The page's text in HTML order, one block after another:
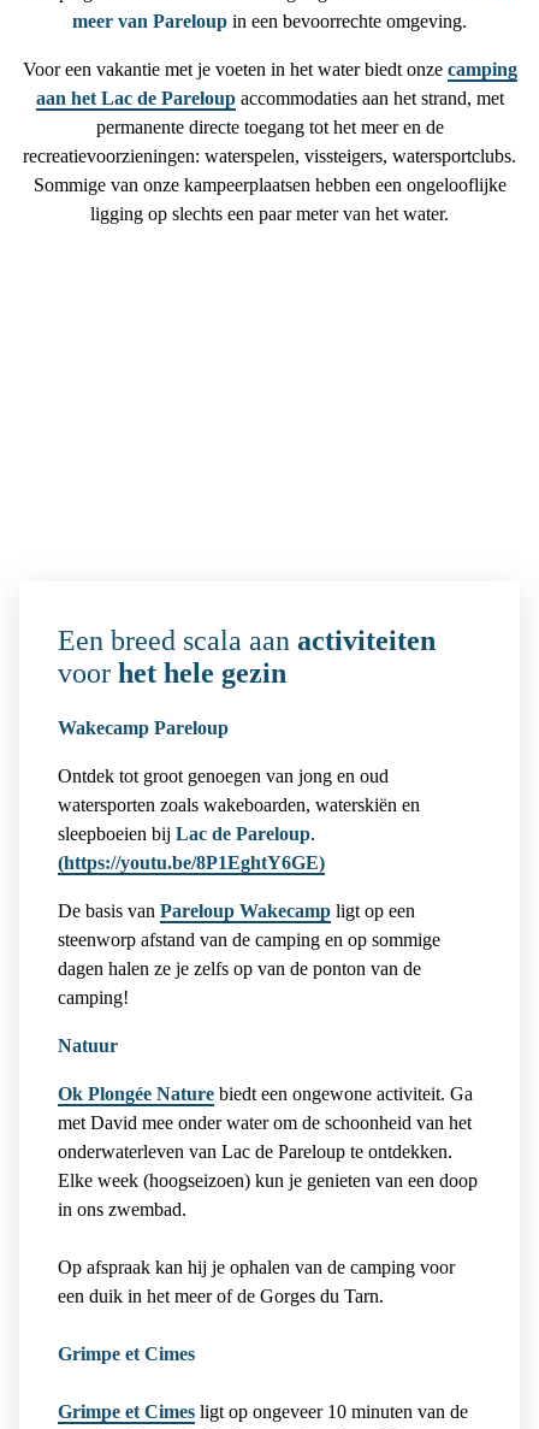
meer van Pareloup in een bevoorrechte omgeving.
Voor een vakantie met je voeten in het water biedt onze camping
aan het Lac de Pareloupaccommodaties aan het strand, met
permanente directe toegang tot het meer en de
recreatievoorzieningen: waterspelen, vissteigers, watersportclubs.
Sommige van onze kampeerplaatsen hebben een ongelooflijke
ligging op slechts een paar meter van het water.
Een breed scala aan activiteiten
voor het hele gezin
Wakecamp Pareloup
Ontdek tot groot genoegen van jong en oud
watersporten zoals wakeboarden, waterskiën en
sleepboeien bij Lac de Pareloup.
(https://youtu.be/8P1EghtY6GE)
De basis van Pareloup Wakecamp ligt op een
steenworp afstand van de camping en op sommige
dagen halen ze je zelfs op van de ponton van de
camping!
Natuur
Ok Plongée Nature biedt een ongewone activiteit. Ga
met David mee onder water om de schoonheid van het
onderwaterleven van Lac de Pareloup te ontdekken.
Elke week (hoogseizoen) kun je genieten van een doop
in ons zwembad.
Op afspraak kan hij je ophalen van de camping voor
een duik in het meer of de Gorges du Tarn.
Grimpe et Cimes
Grimpe et Cimes ligt op ongeveer 10 minuten van de